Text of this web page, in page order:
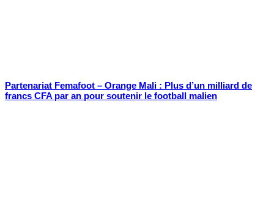
Partenariat Femafoot – Orange Mali : Plus d’un milliard de
francs CFA par an pour soutenir le football malien